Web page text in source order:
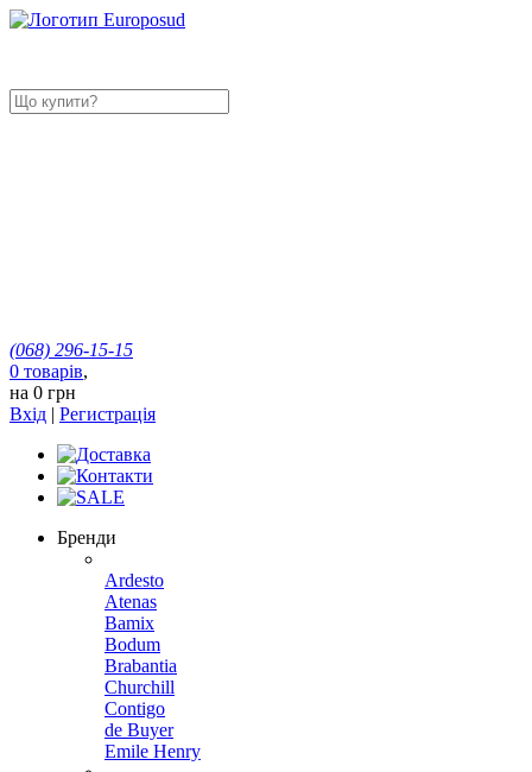
(068) 296-15-15
0 товарів,
на 0 грн
Вхід | Регистрація
Бренди
Ardesto
Atenas
Bamix
Bodum
Brabantia
Churchill
Contigo
de Buyer
Emile Henry